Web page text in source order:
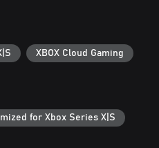
XBOX Cloud Gaming
for Xbox Series X|S